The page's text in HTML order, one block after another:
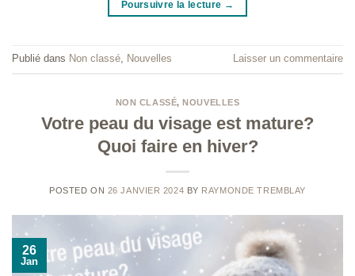
Poursuivre la lecture →
Publié dans Non classé, Nouvelles Laisser un commentaire
NON CLASSÉ,NOUVELLES
Votre peau du visage est mature?
Quoi faire en hiver?
POSTED ON 26 JANVIER 2024 BY RAYMONDE TREMBLAY
26
Jan